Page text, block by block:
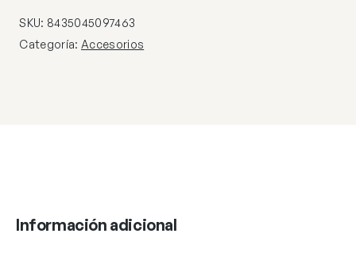
PRISIONERO
cantidad
SKU: 8435045097463
Categoría: Accesorios
Información adicional